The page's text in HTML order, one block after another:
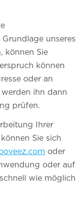
unseres
können Sie
können
oder an
ihn dann
prüfen.
Ihrer
Sie sich
oder
oder auf
wie möglich